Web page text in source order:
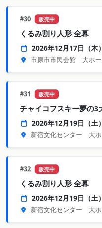
#30 販売中
くるみ割り人形 全幕
2026年12月17日（木
市原市市民会館 大ホ
#31 販売中
チャイコフスキー夢の3
2026年12月19日（土
新宿文化センター 大
#32 販売中
くるみ割り人形 全幕
2026年12月19日（土
新宿文化センター 大